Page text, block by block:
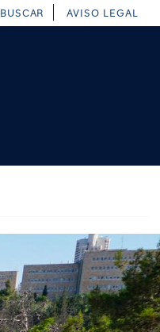
BUSCAR AVISO LEGAL